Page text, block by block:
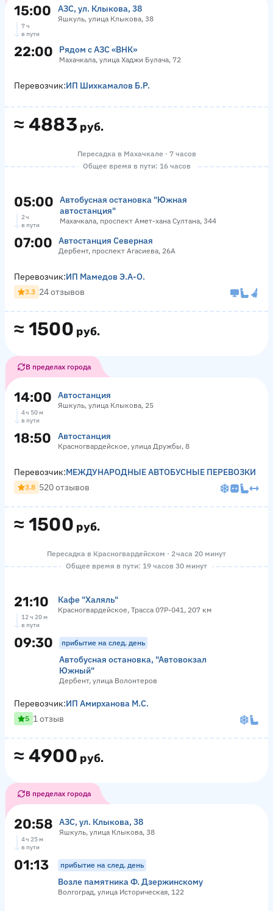
15:00 АЗС, ул. Клыкова, 38
Яшкуль, улица Клыкова, 38
7 ч
в пути
22:00 Рядом с АЗС «ВНК»
Махачкала, улица Хаджи Булача, 72
≈ 4883 руб.
Перевозчик:ИП Шихкамалов Б.Р.
Пересадка в Махачкале · 7 часов
Общее время в пути: 16 часов
05:00
Автобусная остановка "Южная
автостанция"
Махачкала, проспект Амет-хана Султана, 344
2 ч
в пути
07:00 Автостанция Северная
Дербент, проспект Агасиева, 26А
≈ 1500 руб.
Перевозчик:ИП Мамедов Э.А-О.
3.3 24 отзывов
В пределах города
14:00 Автостанция
Яшкуль, улица Клыкова, 25
4 ч 50 м
в пути
18:50 Автостанция
Красногвардейское, улица Дружбы, 8
≈ 1500 руб.
Перевозчик:МЕЖДУНАРОДНЫЕ АВТОБУСНЫЕ ПЕРЕВОЗКИ
3.8 520 отзывов
Пересадка в Красногвардейском · 2 часа 20 минут
Общее время в пути: 19 часов 30 минут
21:10 Кафе "Халяль"
Красногвардейское, Трасса 07Р-041, 207 км
12 ч 20 м
в пути
09:30 прибытие на след. день
Автобусная остановка, "Автовокзал
Южный"
Дербент, улица Волонтеров
≈ 4900 руб.
Перевозчик:ИП Амирханова М.С.
5 1 отзыв
В пределах города
20:58 АЗС, ул. Клыкова, 38
Яшкуль, улица Клыкова, 38
4 ч 25 м
в пути
01:13 прибытие на след. день
Возле памятника Ф. Дзержинскому
Волгоград, улица Историческая, 122